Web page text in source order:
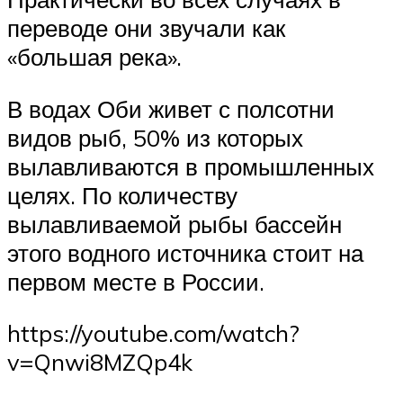
переводе они звучали как
«большая река».
В водах Оби живет с полсотни
видов рыб, 50% из которых
вылавливаются в промышленных
целях. По количеству
вылавливаемой рыбы бассейн
этого водного источника стоит на
первом месте в России.
https://youtube.com/watch?
v=Qnwi8MZQp4k